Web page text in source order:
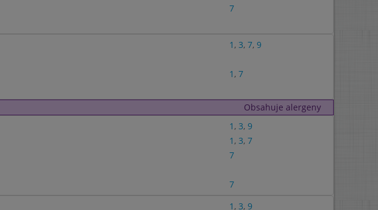
7
1 , 3, 7, 9
1 , 7
Obsahuje alergeny
1 , 3, 9
1 , 3, 7
7
7
1 , 3, 9